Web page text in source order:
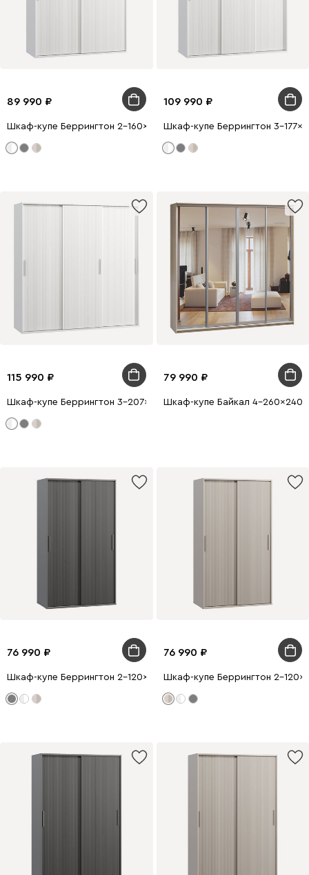
89 990
Шкаф-купе Беррингтон 2-160x210 Белый
109 990
Шкаф-купе Беррингтон 3-
115 990
Шкаф-купе Беррингтон 3-207x210 Белый
79 990
Шкаф-купе Байкал 4-260x240
76 990
Шкаф-купе Беррингтон 2-120x210 Графитовый
76 990
Шкаф-купе Беррингтон 2-